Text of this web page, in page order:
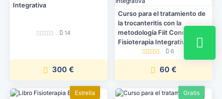
Integrativa
14
300 €
Curso para el tratamiento de
la trocanteritis con la
metodología Fiit Concept -
Fisioterapia Integrativa
6
60 €
Estrella Gratis